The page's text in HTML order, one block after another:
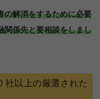
の解消をするために必要
関係先と要相談をしまし
社以上の厳選された